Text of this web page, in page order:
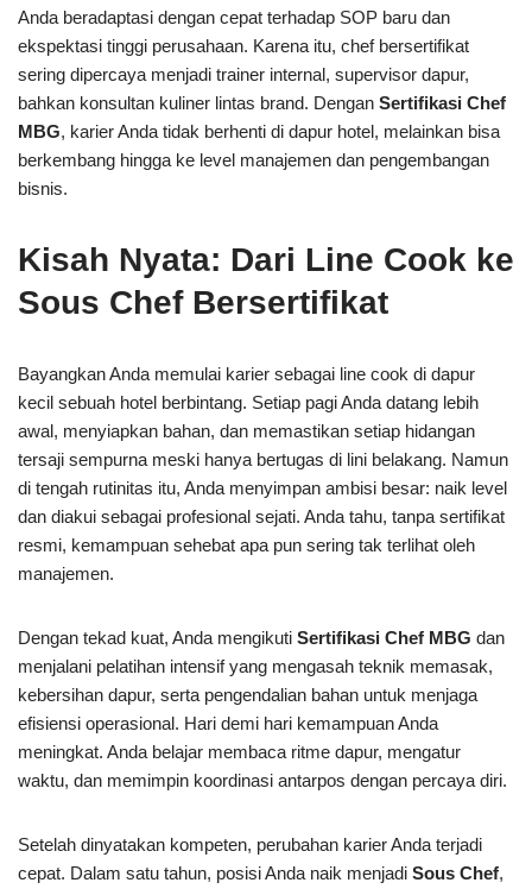
Anda beradaptasi dengan cepat terhadap SOP baru dan
ekspektasi tinggi perusahaan. Karena itu, chef bersertifikat
sering dipercaya menjadi trainer internal, supervisor dapur,
bahkan konsultan kuliner lintas brand. Dengan Sertifikasi Chef
MBG, karier Anda tidak berhenti di dapur hotel, melainkan bisa
berkembang hingga ke level manajemen dan pengembangan
bisnis.
Kisah Nyata: Dari Line Cook ke
Sous Chef Bersertifikat
Bayangkan Anda memulai karier sebagai line cook di dapur
kecil sebuah hotel berbintang. Setiap pagi Anda datang lebih
awal, menyiapkan bahan, dan memastikan setiap hidangan
tersaji sempurna meski hanya bertugas di lini belakang. Namun
di tengah rutinitas itu, Anda menyimpan ambisi besar: naik level
dan diakui sebagai profesional sejati. Anda tahu, tanpa sertifikat
resmi, kemampuan sehebat apa pun sering tak terlihat oleh
manajemen.
Dengan tekad kuat, Anda mengikuti Sertifikasi Chef MBG dan
menjalani pelatihan intensif yang mengasah teknik memasak,
kebersihan dapur, serta pengendalian bahan untuk menjaga
efisiensi operasional. Hari demi hari kemampuan Anda
meningkat. Anda belajar membaca ritme dapur, mengatur
waktu, dan memimpin koordinasi antarpos dengan percaya diri.
Setelah dinyatakan kompeten, perubahan karier Anda terjadi
cepat. Dalam satu tahun, posisi Anda naik menjadi Sous Chef,